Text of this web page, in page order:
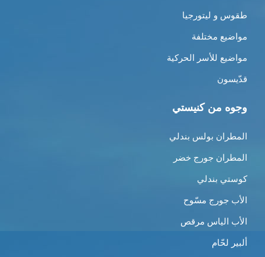
طقوس و ليتورجيا
مواضيع مختلفة
مواضيع للأسر الحركية
قدّيسون
وجوه من كنيستي
المطران بولس بندلي
المطران جورج خضر
كوستي بندلي
الأب جورج مسّوح
الأب الياس مرقص
ألبير لحّام